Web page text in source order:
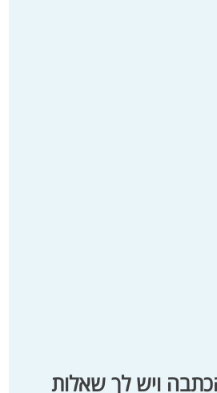
ויש לך שאלות